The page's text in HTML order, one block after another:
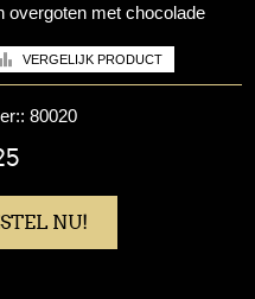
overgoten met chocolade
80020